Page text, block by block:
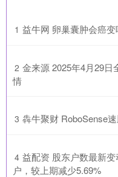
1 益牛网 卵巢囊肿会癌
2 金来源 2025年4月29
情
3 犇牛聚财 RoboSense
4 益配资 股东户数最新
户，较上期减少5.69%